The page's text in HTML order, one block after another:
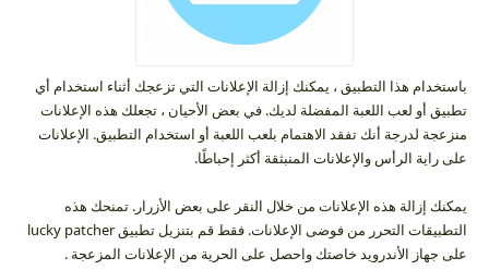
باستخدام هذا التطبيق ، يمكنك إزالة الإعلانات التي تزعجك أثناء استخدام أي
تطبيق أو لعب اللعبة المفضلة لديك. في بعض الأحيان ، تجعلك هذه الإعلانات
منزعجة لدرجة أنك تفقد الاهتمام بلعب اللعبة أو استخدام التطبيق. الإعلانات
على راية الرأس والإعلانات المنبثقة أكثر إحباطًا.
يمكنك إزالة هذه الإعلانات من خلال النقر على بعض الأزرار. تمنحك هذه
التطبيقات التحرر من فوضى الإعلانات. فقط قم بتنزيل تطبيق lucky patcher
على جهاز الأندرويد خاصتك واحصل على الحرية من الإعلانات المزعجة .